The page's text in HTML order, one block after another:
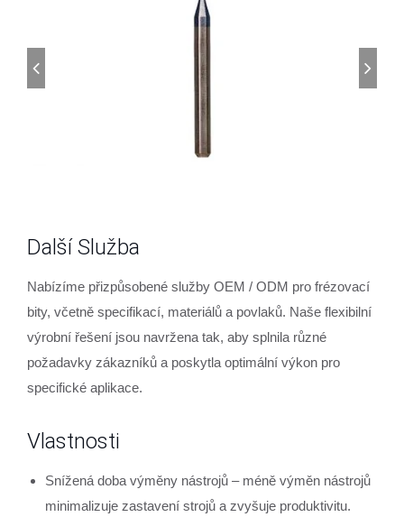
Další Služba
Nabízíme přizpůsobené služby OEM / ODM pro frézovací
bity, včetně specifikací, materiálů a povlaků. Naše flexibilní
výrobní řešení jsou navržena tak, aby splnila různé
požadavky zákazníků a poskytla optimální výkon pro
specifické aplikace.
Vlastnosti
Snížená doba výměny nástrojů – méně výměn nástrojů
minimalizuje zastavení strojů a zvyšuje produktivitu.